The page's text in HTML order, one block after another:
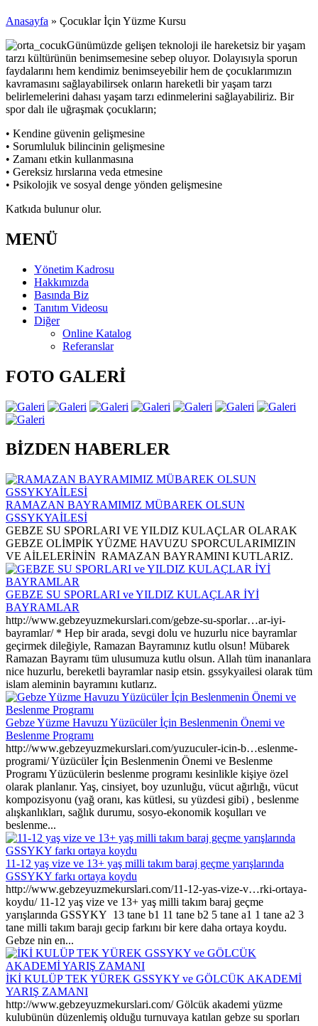
Anasayfa » Çocuklar İçin Yüzme Kursu
Günümüzde gelişen teknoloji ile hareketsiz bir yaşam
tarzı kültürünün benimsemesine sebep oluyor. Dolayısıyla sporun
faydalarını hem kendimiz benimseyebilir hem de çocuklarımızın
kavramasını sağlayabilirsek onların hareketli bir yaşam tarzı
belirlemelerini dahası yaşam tarzı edinmelerini sağlayabiliriz. Bir
spor dalı ile uğraşmak çocukların;
• Kendine güvenin gelişmesine
• Sorumluluk bilincinin gelişmesine
• Zamanı etkin kullanmasına
• Gereksiz hırslarına veda etmesine
• Psikolojik ve sosyal denge yönden gelişmesine
Katkıda bulunur olur.
MENÜ
Yönetim Kadrosu
Hakkımızda
Basında Biz
Tanıtım Videosu
Diğer
Online Katalog
Referanslar
FOTO GALERİ
BİZDEN HABERLER
RAMAZAN BAYRAMIMIZ MÜBAREK OLSUN
GSSYKYAİLESİ
GEBZE SU SPORLARI VE YILDIZ KULAÇLAR OLARAK
GEBZE OLİMPİK YÜZME HAVUZU SPORCULARIMIZIN
VE AİLELERİNİN RAMAZAN BAYRAMINI KUTLARIZ.
GEBZE SU SPORLARI ve YILDIZ KULAÇLAR İYİ
BAYRAMLAR
http://www.gebzeyuzmekurslari.com/gebze-su-sporlar…ar-iyi-
bayramlar/ * Hep bir arada, sevgi dolu ve huzurlu nice bayramlar
geçirmek dileğiyle, Ramazan Bayramınız kutlu olsun! Mübarek
Ramazan Bayramı tüm ulusumuza kutlu olsun. Allah tüm inananlara
nice huzurlu, bereketli bayramlar nasip etsin. gssykyailesi olarak tüm
islam aleminin bayramını kutlarız.
Gebze Yüzme Havuzu Yüzücüler İçin Beslenmenin Önemi ve
Beslenme Programı
http://www.gebzeyuzmekurslari.com/yuzuculer-icin-b…eslenme-
programi/ Yüzücüler İçin Beslenmenin Önemi ve Beslenme
Programı Yüzücülerin beslenme programı kesinlikle kişiye özel
olarak planlanır. Yaş, cinsiyet, boy uzunluğu, vücut ağırlığı, vücut
kompozisyonu (yağ oranı, kas kütlesi, su yüzdesi gibi) , beslenme
alışkanlıkları, sağlık durumu, sosyo-ekonomik koşulları ve
beslenme...
11-12 yaş vize ve 13+ yaş milli takım baraj geçme yarışlarında
GSSYKY farkı ortaya koydu
http://www.gebzeyuzmekurslari.com/11-12-yas-vize-v…rki-ortaya-
koydu/ 11-12 yaş vize ve 13+ yaş milli takım baraj geçme
yarışlarında GSSYKY 13 tane b1 11 tane b2 5 tane a1 1 tane a2 3
tane milli takım barajı gecip farkını bir kere daha ortaya koydu.
Gebze nin en...
İKİ KULÜP TEK YÜREK GSSYKY ve GÖLCÜK AKADEMİ
YARIŞ ZAMANI
http://www.gebzeyuzmekurslari.com/ Gölcük akademi yüzme
kulubünün düzenlemiş olduğu turnuvaya katılan gebze su sporları